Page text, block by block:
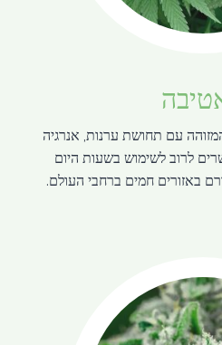
עם תחושת ערנות, אנרגיה
לרוב לשימוש בשעות היום
באזורים חמים ברחבי העולם.